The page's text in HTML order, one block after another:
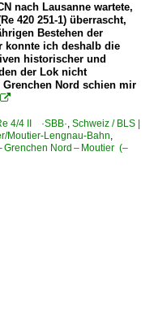
nach Lausanne wartete,
420 251-1) überrascht,
Bestehen der
konnte ich deshalb die
historischer und
der Lok nicht
Nord schien mir

4/4 II ·SBB·, Schweiz / BLS |
Moutier-Lengnau-Bahn,
Nord – Moutier (–